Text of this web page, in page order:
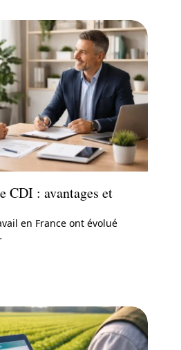
CDI : avantages et
en France ont évolué